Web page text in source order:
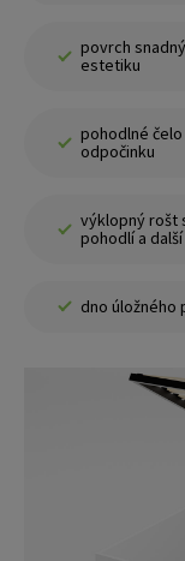
povrch
estetiku
pohodlné
odpočinku
výklopný rošt
pohodlí a
dno